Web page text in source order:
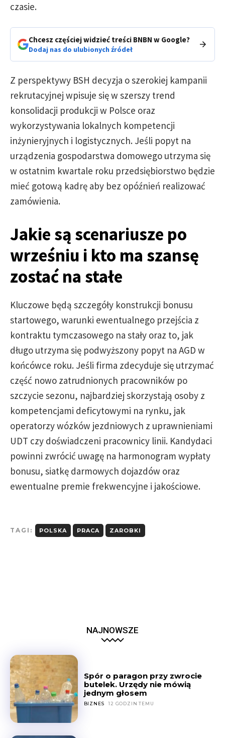
czasie.
Chcesz częściej widzieć treści BNBN w Google?
Dodaj nas do ulubionych źródeł
Z perspektywy BSH decyzja o szerokiej kampanii
rekrutacyjnej wpisuje się w szerszy trend
konsolidacji produkcji w Polsce oraz
wykorzystywania lokalnych kompetencji
inżynieryjnych i logistycznych. Jeśli popyt na
urządzenia gospodarstwa domowego utrzyma się
w ostatnim kwartale roku przedsiębiorstwo będzie
mieć gotową kadrę aby bez opóźnień realizować
zamówienia.
Jakie są scenariusze po
wrześniu i kto ma szansę
zostać na stałe
Kluczowe będą szczegóły konstrukcji bonusu
startowego, warunki ewentualnego przejścia z
kontraktu tymczasowego na stały oraz to, jak
długo utrzyma się podwyższony popyt na AGD w
końcówce roku. Jeśli firma zdecyduje się utrzymać
część nowo zatrudnionych pracowników po
szczycie sezonu, najbardziej skorzystają osoby z
kompetencjami deficytowymi na rynku, jak
operatorzy wózków jezdniowych z uprawnieniami
UDT czy doświadczeni pracownicy linii. Kandydaci
powinni zwrócić uwagę na harmonogram wypłaty
bonusu, siatkę darmowych dojazdów oraz
ewentualne premie frekwencyjne i jakościowe.
TAGI: POLSKA PRACA ZAROBKI
NAJNOWSZE
Spór o paragon przy zwrocie
butelek. Urzędy nie mówią
jednym głosem
BIZNES 12 GODZIN TEMU